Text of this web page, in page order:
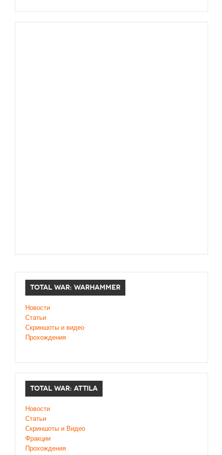
TOTAL WAR: WARHAMMER
Новости
Статьи
Скриншоты и видео
Прохождения
TOTAL WAR: ATTILA
Новости
Статьи
Скриншоты и Видео
Фракции
Прохождения